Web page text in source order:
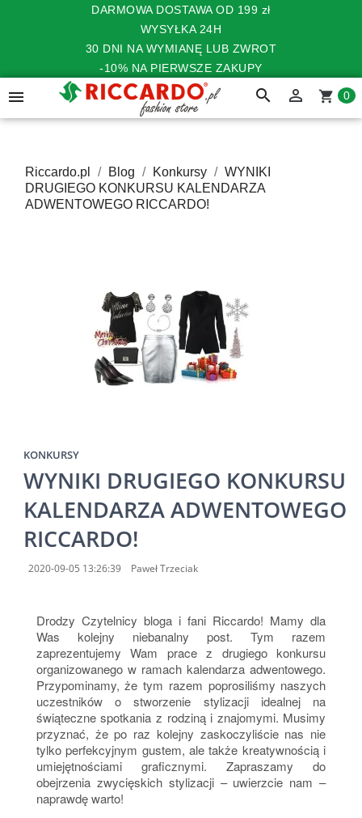
DARMOWA DOSTAWA OD 199 zł
WYSYŁKA 24H
30 DNI NA WYMIANĘ LUB ZWROT
-10% NA PIERWSZE ZAKUPY
 search  shopping_cart 0
Riccardo.pl Blog Konkursy
WYNIKI
DRUGIEGO KONKURSU KALENDARZA
ADWENTOWEGO RICCARDO!
KONKURSY
WYNIKI DRUGIEGO KONKURSU
KALENDARZA ADWENTOWEGO
RICCARDO!
2020-09-05 13:26:39 Paweł Trzeciak
Drodzy Czytelnicy bloga i fani Riccardo! Mamy dla
Was kolejny niebanalny post. Tym razem
zaprezentujemy Wam prace z drugiego konkursu
organizowanego w ramach kalendarza adwentowego.
Przypominamy, że tym razem poprosiliśmy naszych
uczestników o stworzenie stylizacji idealnej na
świąteczne spotkania z rodziną i znajomymi. Musimy
przyznać, że po raz kolejny zaskoczyliście nas nie
tylko perfekcyjnym gustem, ale także kreatywnością i
umiejętnościami graficznymi. Zapraszamy do
obejrzenia zwycięskich stylizacji – uwierzcie nam –
naprawdę warto!